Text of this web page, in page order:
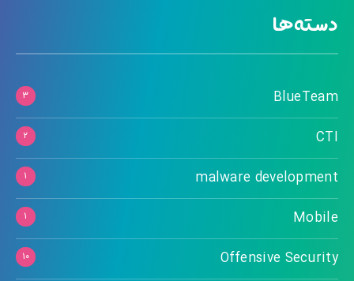
دسته‌ها
BlueTeam ۳
CTI ۲
malware development ۱
Mobile ۱
Offensive Security ۱۰